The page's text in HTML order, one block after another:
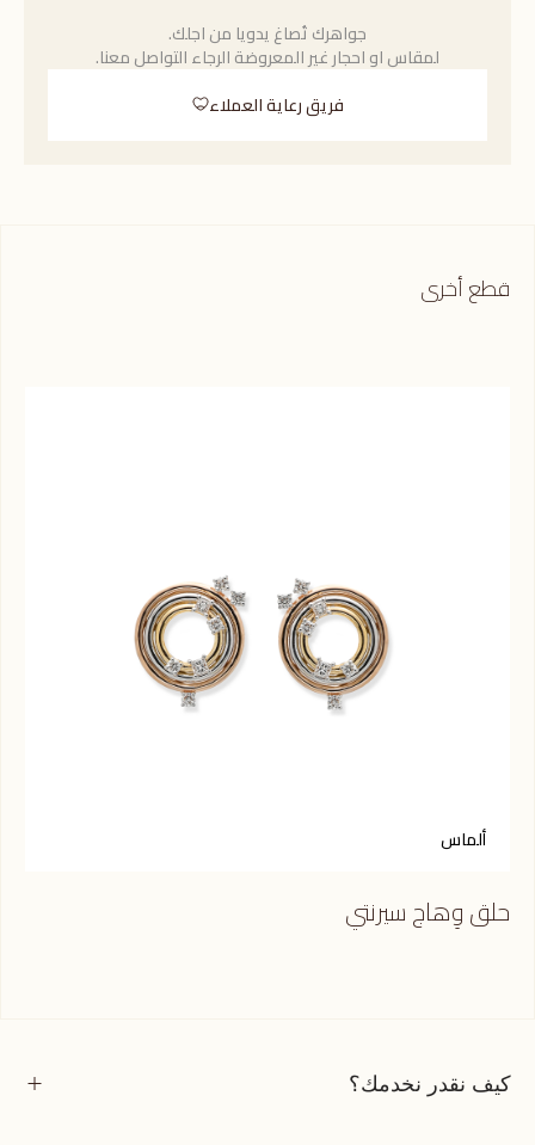
جواهرك تُصاغ يدويا من اجلك.
لمقاس او احجار غير المعروضة الرجاء التواصل معنا.
فريق رعاية العملاء
قطع أخرى
ألماس
حلق وِهاج سيرنتي
كيف نقدر نخدمك؟